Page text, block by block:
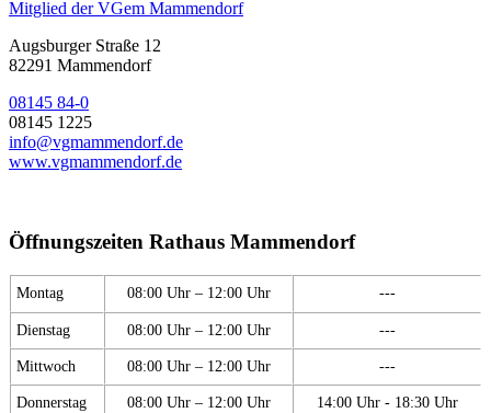
Mitglied der VGem Mammendorf
Augsburger Straße 12
82291 Mammendorf
08145 84-0
08145 1225
info@vgmammendorf.de
www.vgmammendorf.de
Öffnungszeiten Rathaus Mammendorf
Montag 08:00 Uhr – 12:00 Uhr ---
Dienstag 08:00 Uhr – 12:00 Uhr ---
Mittwoch 08:00 Uhr – 12:00 Uhr ---
Donnerstag 08:00 Uhr – 12:00 Uhr 14:00 Uhr - 18:30 Uhr